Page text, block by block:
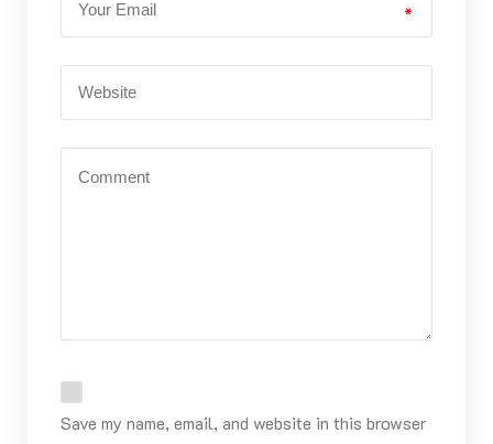
*
Save my name, email, and website in this browser